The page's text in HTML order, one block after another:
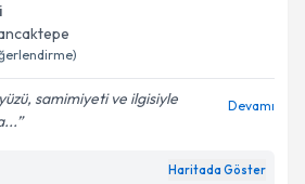
samimiyeti ve ilgisiyle
Devamı
Haritada Göster